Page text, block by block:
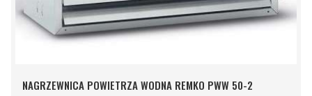
NAGRZEWNICA POWIETRZA WODNA REMKO PWW 50-2